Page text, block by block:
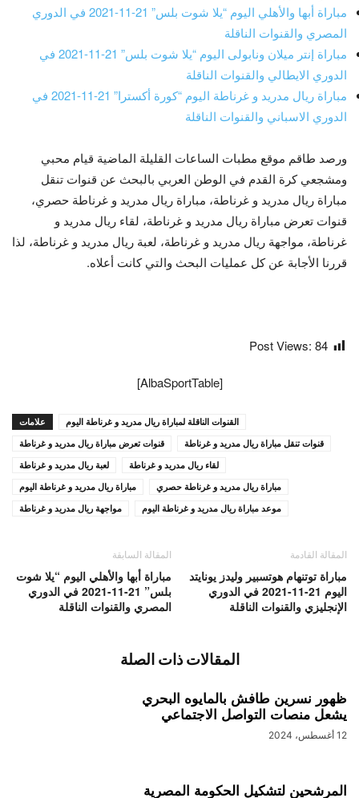
مباراة أبها والأهلي اليوم “يلا شوت بلس” 21-11-2021 في الدوري
المصري والقنوات الناقلة
مباراة إنتر ميلان ونابولى اليوم “يلا شوت بلس” 21-11-2021 في
الدوري الايطالي والقنوات الناقلة
مباراة ريال مدريد و غرناطة اليوم “كورة أكسترا” 21-11-2021 في
الدوري الاسباني والقنوات الناقلة
ورصد طاقم موقع مطبات الساعات القليلة الماضية قيام محبي
ومشجعي كرة القدم في الوطن العربي بالبحث عن قنوات تنقل
مباراة ريال مدريد و غرناطة، مباراة ريال مدريد و غرناطة حصري،
قنوات تعرض مباراة ريال مدريد و غرناطة، لقاء ريال مدريد و
غرناطة، مواجهة ريال مدريد و غرناطة، لعبة ريال مدريد و غرناطة، لذا
قررنا الأجابة عن كل عمليات البحث والتي كانت أعلاه.
Post Views: 84
[AlbaSportTable]
علامات
القنوات الناقلة لمباراة ريال مدريد و غرناطة اليوم
قنوات تعرض مباراة ريال مدريد و غرناطة
قنوات تنقل مباراة ريال مدريد و غرناطة
لعبة ريال مدريد و غرناطة
لقاء ريال مدريد و غرناطة
مباراة ريال مدريد و غرناطة اليوم
مباراة ريال مدريد و غرناطة حصري
مواجهة ريال مدريد و غرناطة
موعد مباراة ريال مدريد و غرناطة اليوم
المقالة السابقة
مباراة أبها والأهلي اليوم “يلا شوت
بلس” 21-11-2021 في الدوري
المصري والقنوات الناقلة
المقالة القادمة
مباراة توتنهام هوتسبير وليدز يونايتد
اليوم 21-11-2021 في الدوري
الإنجليزي والقنوات الناقلة
المقالات ذات الصلة
ظهور نسرين طافش بالمايوه البحري
يشعل منصات التواصل الاجتماعي
12 أغسطس، 2024
المرشحين لتشكيل الحكومة المصرية